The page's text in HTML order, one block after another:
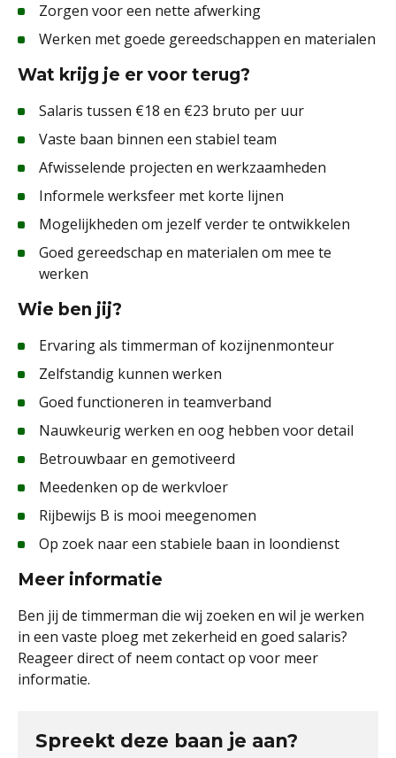
Zorgen voor een nette afwerking
Werken met goede gereedschappen en materialen
Wat krijg je er voor terug?
Salaris tussen €18 en €23 bruto per uur
Vaste baan binnen een stabiel team
Afwisselende projecten en werkzaamheden
Informele werksfeer met korte lijnen
Mogelijkheden om jezelf verder te ontwikkelen
Goed gereedschap en materialen om mee te
werken
Wie ben jij?
Ervaring als timmerman of kozijnenmonteur
Zelfstandig kunnen werken
Goed functioneren in teamverband
Nauwkeurig werken en oog hebben voor detail
Betrouwbaar en gemotiveerd
Meedenken op de werkvloer
Rijbewijs B is mooi meegenomen
Op zoek naar een stabiele baan in loondienst
Meer informatie
Ben jij de timmerman die wij zoeken en wil je werken
in een vaste ploeg met zekerheid en goed salaris?
Reageer direct of neem contact op voor meer
informatie.
Spreekt deze baan je aan?